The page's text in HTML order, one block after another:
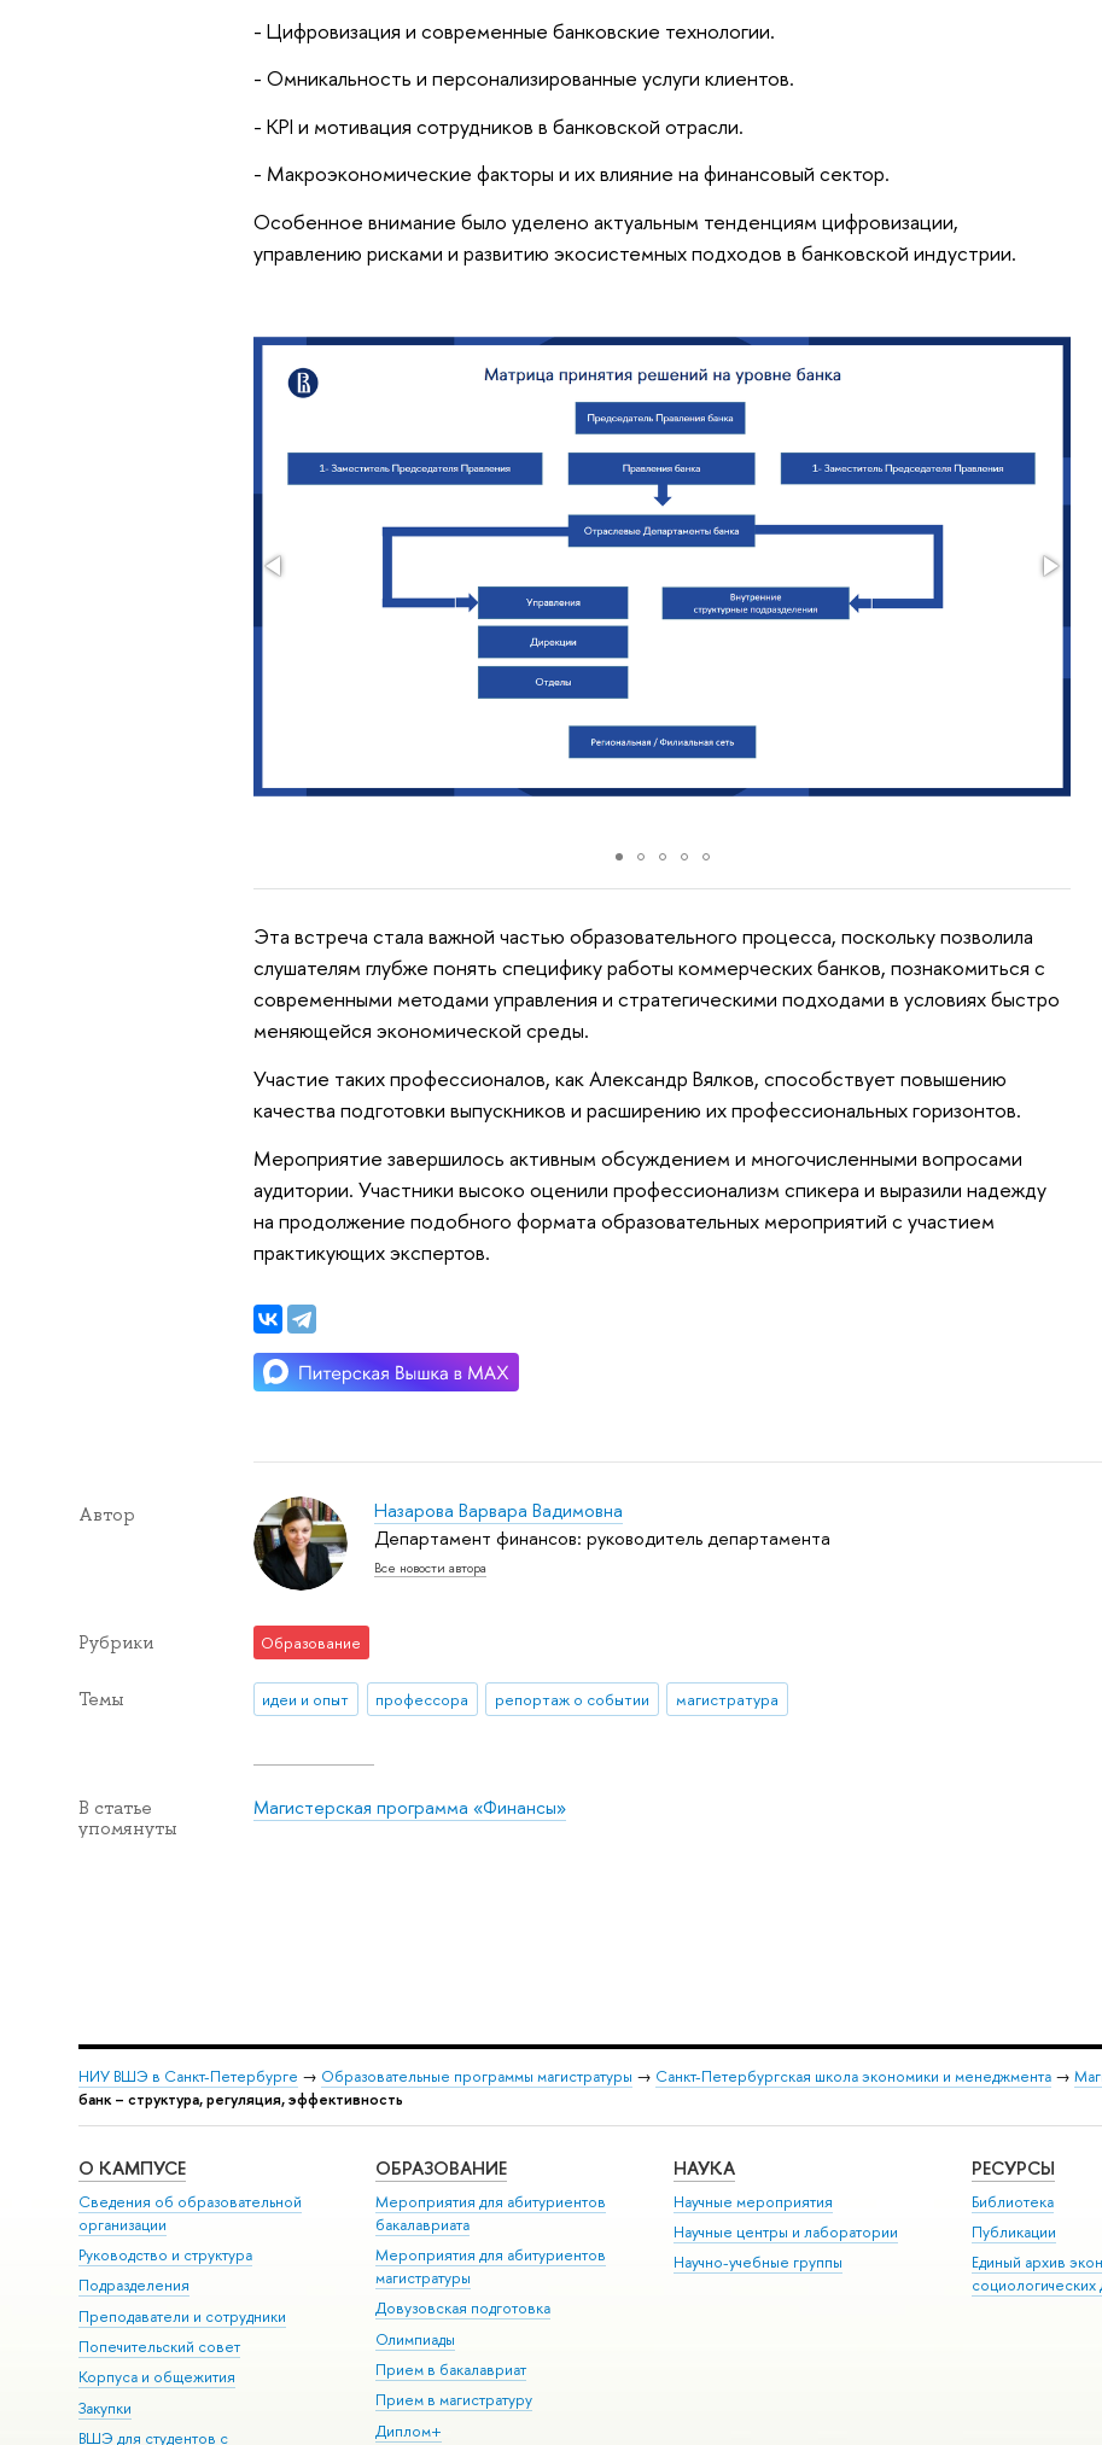
- Цифровизация и современные банковские технологии.
- Омникальность и персонализированные услуги клиентов.
- KPI и мотивация сотрудников в банковской отрасли.
- Макроэкономические факторы и их влияние на финансовый сектор.
Особенное внимание было уделено актуальным тенденциям цифровизации,
управлению рисками и развитию экосистемных подходов в банковской индустрии.
Эта встреча стала важной частью образовательного процесса, поскольку позволила
слушателям глубже понять специфику работы коммерческих банков, познакомиться с
современными методами управления и стратегическими подходами в условиях быстро
меняющейся экономической среды.
Участие таких профессионалов, как Александр Вялков, способствует повышению
качества подготовки выпускников и расширению их профессиональных горизонтов.
Мероприятие завершилось активным обсуждением и многочисленными вопросами
аудитории. Участники высоко оценили профессионализм спикера и выразили надежду
на продолжение подобного формата образовательных мероприятий с участием
практикующих экспертов.
Автор
Назарова Варвара Вадимовна
Департамент финансов: руководитель департамента
Все новости автора
Рубрики Образование
Темы идеи и опыт профессора репортаж о событии магистратура
В статье
упомянуты
Магистерская программа «Финансы»
НИУ ВШЭ в Санкт-Петербурге → Образовательные программы магистратуры → Санкт-Петербургская школа экономики и менеджмента→
банк – структура, регуляция, эффективность
О КАМПУСЕ
Сведения об образовательной
организации
Руководство и структура
Подразделения
Преподаватели и сотрудники
Попечительский совет
Корпуса и общежития
Закупки
ВШЭ для студентов с
ОБРАЗОВАНИЕ
Мероприятия для абитуриентов
бакалавриата
Мероприятия для абитуриентов
магистратуры
Довузовская подготовка
Олимпиады
Прием в бакалавриат
Прием в магистратуру
Диплом+
НАУКА
Научные мероприятия
Научные центры и лаборатории
Научно-учебные группы
РЕСУРСЫ
Библиотека
Публикации
Единый архив
социологических